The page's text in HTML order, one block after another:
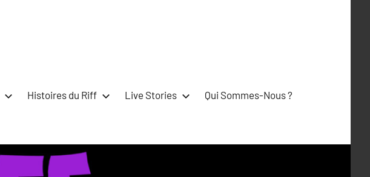
Histoires du Riff Live Stories Qui Sommes-Nous ?